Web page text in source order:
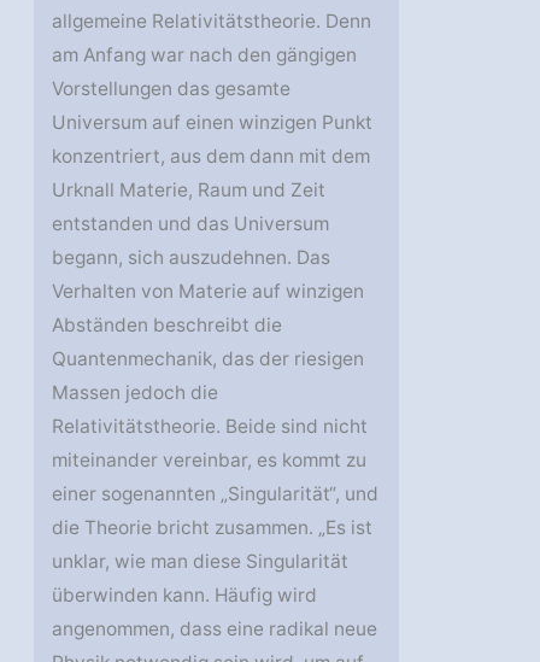
allgemeine Relativitätstheorie. Denn
am Anfang war nach den gängigen
Vorstellungen das gesamte
Universum auf einen winzigen Punkt
konzentriert, aus dem dann mit dem
Urknall Materie, Raum und Zeit
entstanden und das Universum
begann, sich auszudehnen. Das
Verhalten von Materie auf winzigen
Abständen beschreibt die
Quantenmechanik, das der riesigen
Massen jedoch die
Relativitätstheorie. Beide sind nicht
miteinander vereinbar, es kommt zu
einer sogenannten „Singularität“, und
die Theorie bricht zusammen. „Es ist
unklar, wie man diese Singularität
überwinden kann. Häufig wird
angenommen, dass eine radikal neue